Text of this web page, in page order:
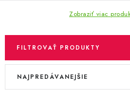
AUTO-MOTO
Zobraziť viac
FILTROVAŤ PRODUKTY
V
R
NAJPREDÁVANEJŠIE